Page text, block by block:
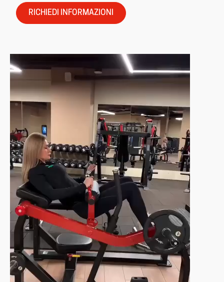
RICHIEDI INFORMAZIONI
Video
Player